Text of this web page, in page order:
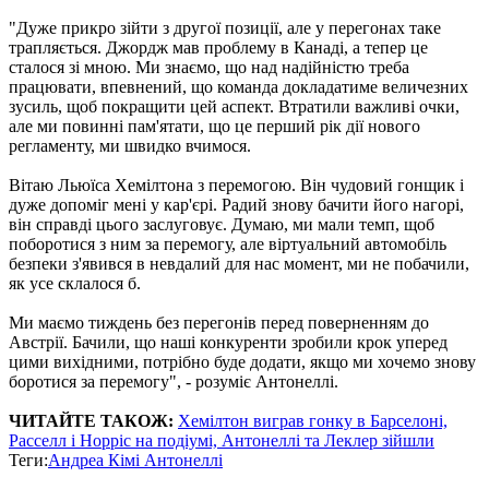
"Дуже прикро зійти з другої позиції, але у перегонах таке
трапляється. Джордж мав проблему в Канаді, а тепер це
сталося зі мною. Ми знаємо, що над надійністю треба
працювати, впевнений, що команда докладатиме величезних
зусиль, щоб покращити цей аспект. Втратили важливі очки,
але ми повинні пам'ятати, що це перший рік дії нового
регламенту, ми швидко вчимося.
Вітаю Льюїса Хемілтона з перемогою. Він чудовий гонщик і
дуже допоміг мені у кар'єрі. Радий знову бачити його нагорі,
він справді цього заслуговує. Думаю, ми мали темп, щоб
поборотися з ним за перемогу, але віртуальний автомобіль
безпеки з'явився в невдалий для нас момент, ми не побачили,
як усе склалося б.
Ми маємо тиждень без перегонів перед поверненням до
Австрії. Бачили, що наші конкуренти зробили крок уперед
цими вихідними, потрібно буде додати, якщо ми хочемо знову
боротися за перемогу", - розуміє Антонеллі.
ЧИТАЙТЕ ТАКОЖ: Хемілтон виграв гонку в Барселоні,
Расселл і Норріс на подіумі, Антонеллі та Леклер зійшли
Теги:Андреа Кімі Антонеллі